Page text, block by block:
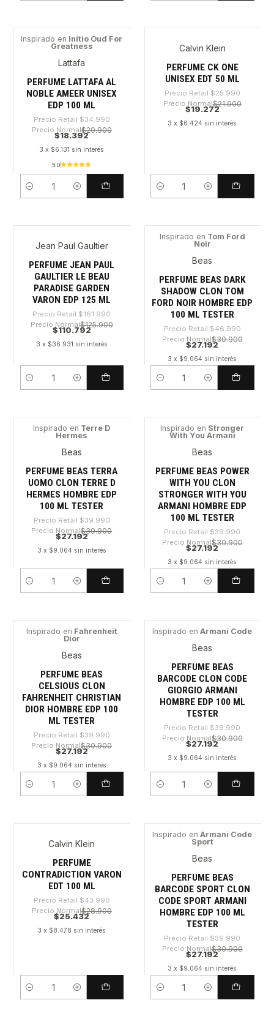
Inspirado en Initio Oud For
Greatness
Lattafa
PERFUME LATTAFA AL
NOBLE AMEER UNISEX
EDP 100 ML
Precio Retail $34.990
Precio Normal$20.900
$18.392
3 x $6.131 sin interés
5.0
Cantidad
Calvin Klein
PERFUME CK ONE
UNISEX EDT 50 ML
Precio Retail $25.990
Precio Normal$21.900
$19.272
3 x $6.424 sin interés
Cantidad
-31%
Jean Paul Gaultier
PERFUME JEAN PAUL
GAULTIER LE BEAU
PARADISE GARDEN
VARON EDP 125 ML
Precio Retail $161.990
Precio Normal$125.900
$110.792
3 x $36.931 sin interés
Cantidad
Inspirado en Tom Ford
Noir
Beas
PERFUME BEAS DARK
SHADOW CLON TOM
FORD NOIR HOMBRE EDP
100 ML TESTER
Precio Retail $46.990
Precio Normal$30.900
$27.192
3 x $9.064 sin interés
Cantidad
Inspirado en Terre D
Hermes
Beas
PERFUME BEAS TERRA
UOMO CLON TERRE D
HERMES HOMBRE EDP
100 ML TESTER
Precio Retail $39.990
Precio Normal$30.900
$27.192
3 x $9.064 sin interés
Cantidad
Inspirado en Stronger
With You Armani
Beas
PERFUME BEAS POWER
WITH YOU CLON
STRONGER WITH YOU
ARMANI HOMBRE EDP
100 ML TESTER
Precio Retail $39.990
Precio Normal$30.900
$27.192
3 x $9.064 sin interés
Cantidad
Inspirado en Fahrenheit
Dior
Beas
PERFUME BEAS
CELSIOUS CLON
FAHRENHEIT CHRISTIAN
DIOR HOMBRE EDP 100
ML TESTER
Precio Retail $39.990
Precio Normal$30.900
$27.192
3 x $9.064 sin interés
Cantidad
Inspirado en Armani Code
Beas
PERFUME BEAS
BARCODE CLON CODE
GIORGIO ARMANI
HOMBRE EDP 100 ML
TESTER
Precio Retail $39.990
Precio Normal$30.900
$27.192
3 x $9.064 sin interés
Cantidad
Calvin Klein
PERFUME
CONTRADICTION VARON
EDT 100 ML
Precio Retail $43.990
Precio Normal$28.900
$25.432
3 x $8.478 sin interés
Cantidad
Inspirado en Armani Code
Sport
Beas
PERFUME BEAS
BARCODE SPORT CLON
CODE SPORT ARMANI
HOMBRE EDP 100 ML
TESTER
Precio Retail $39.990
Precio Normal$30.900
$27.192
3 x $9.064 sin interés
Cantidad